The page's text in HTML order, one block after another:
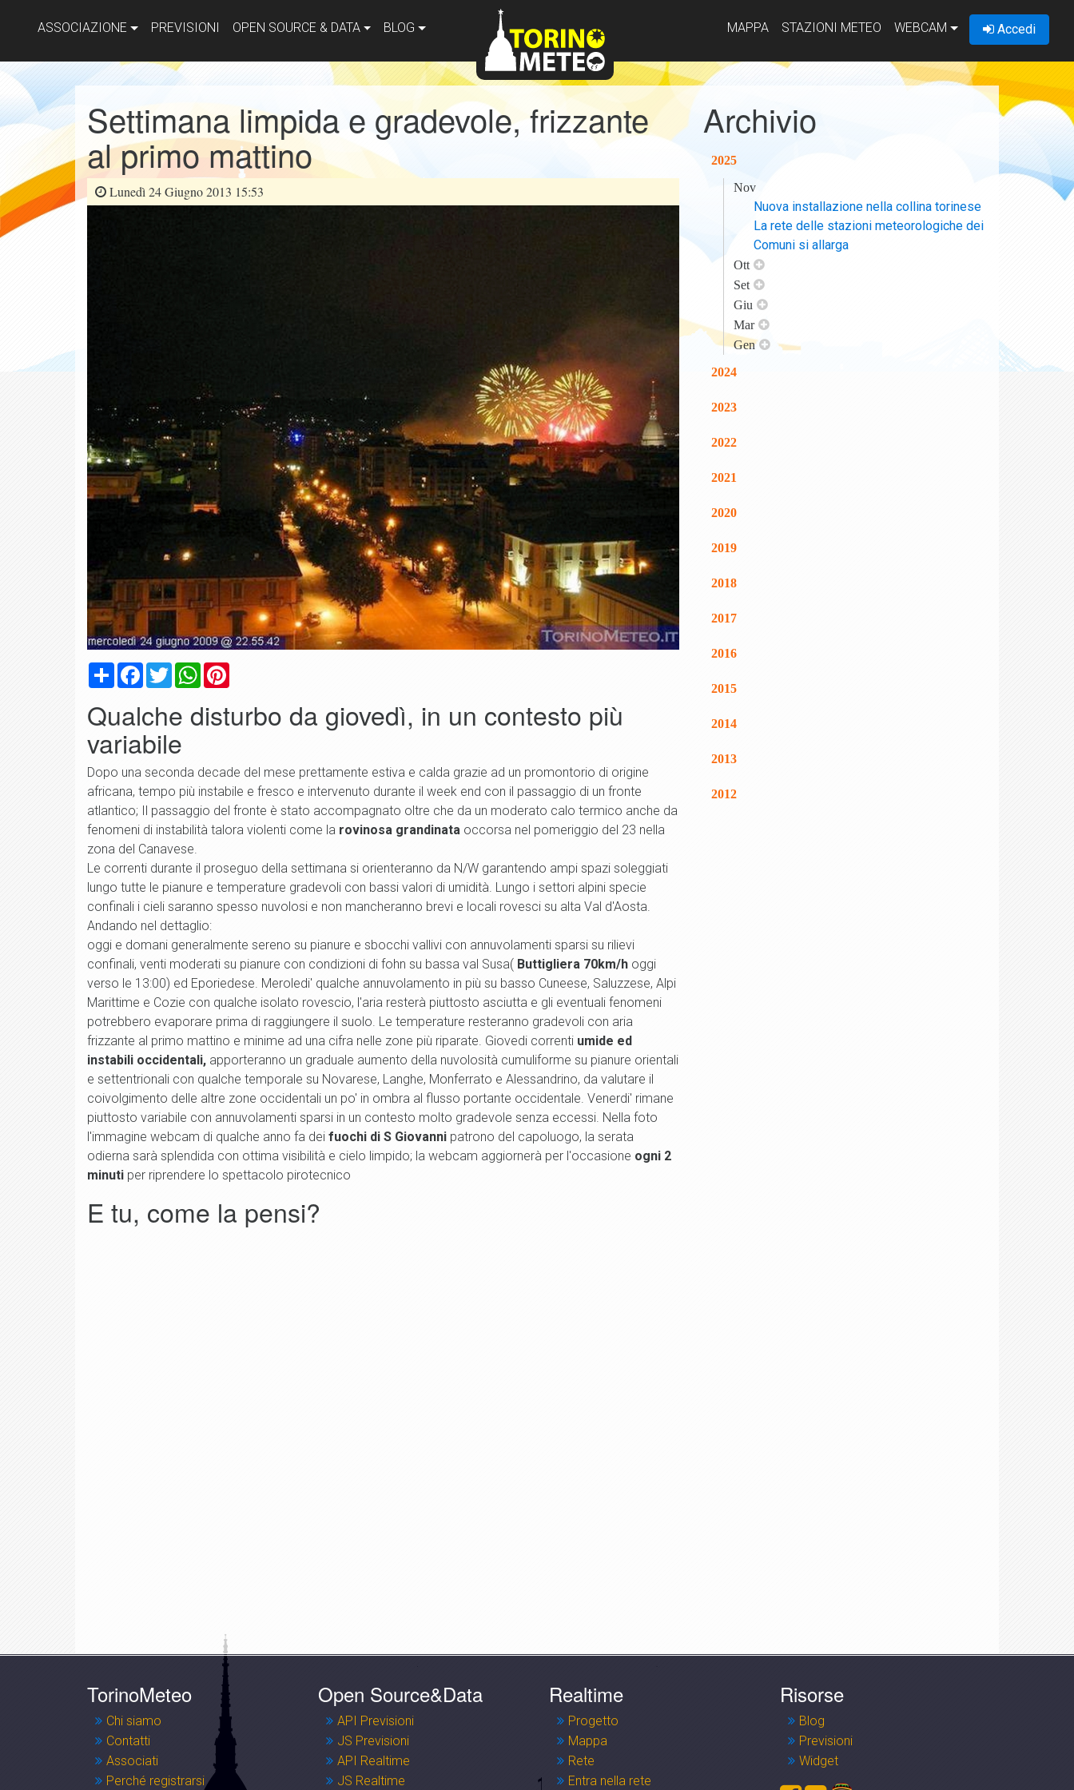
ASSOCIAZIONE PREVISIONI OPEN SOURCE & DATA BLOG MAPPA STAZIONI METEO WEBCAM Accedi
Settimana limpida e gradevole, frizzante
al primo mattino
Lunedì 24 Giugno 2013 15:53
CondividiFacebook
TwitterWhatsApp
Qualche disturbo da giovedì, in un contesto più
variabile
Dopo una seconda decade del mese prettamente estiva e calda grazie ad un promontorio di origine
africana, tempo più instabile e fresco e intervenuto durante il week end con il passaggio di un fronte
atlantico; Il passaggio del fronte è stato accompagnato oltre che da un moderato calo termico anche da
fenomeni di instabilità talora violenti come la rovinosa grandinata occorsa nel pomeriggio del 23 nella
zona del Canavese.
Le correnti durante il proseguo della settimana si orienteranno da N/W garantendo ampi spazi soleggiati
lungo tutte le pianure e temperature gradevoli con bassi valori di umidità. Lungo i settori alpini specie
confinali i cieli saranno spesso nuvolosi e non mancheranno brevi e locali rovesci su alta Val d'Aosta.
Andando nel dettaglio:
oggi e domani generalmente sereno su pianure e sbocchi vallivi con annuvolamenti sparsi su rilievi
confinali, venti moderati su pianure con condizioni di fohn su bassa val Susa( Buttigliera 70km/h oggi
verso le 13:00) ed Eporiedese. Meroledi' qualche annuvolamento in più su basso Cuneese, Saluzzese, Alpi
Marittime e Cozie con qualche isolato rovescio, l'aria resterà piuttosto asciutta e gli eventuali fenomeni
potrebbero evaporare prima di raggiungere il suolo. Le temperature resteranno gradevoli con aria
frizzante al primo mattino e minime ad una cifra nelle zone più riparate. Giovedi correnti umide ed
instabili occidentali, apporteranno un graduale aumento della nuvolosità cumuliforme su pianure orientali
e settentrionali con qualche temporale su Novarese, Langhe, Monferrato e Alessandrino, da valutare il
coivolgimento delle altre zone occidentali un po' in ombra al flusso portante occidentale. Venerdi' rimane
piuttosto variabile con annuvolamenti sparsi in un contesto molto gradevole senza eccessi. Nella foto
l'immagine webcam di qualche anno fa dei fuochi di S Giovanni patrono del capoluogo, la serata
odierna sarà splendida con ottima visibilità e cielo limpido; la webcam aggiornerà per l'occasione ogni 2
minuti per riprendere lo spettacolo pirotecnico
E tu, come la pensi?
Archivio
2025
Nov
Nuova installazione nella collina torinese
La rete delle stazioni meteorologiche dei
Comuni si allarga
Ott
Set
Giu
Mar
Gen
2024
2023
2022
2021
2020
2019
2018
2017
2016
2015
2014
2013
2012
TorinoMeteo
Chi siamo
Contatti
Associati
Perché registrarsi
Open Source&Data
API Previsioni
JS Previsioni
API Realtime
JS Realtime
Realtime
Progetto
Mappa
Rete
Entra nella rete
Risorse
Blog
Previsioni
Widget